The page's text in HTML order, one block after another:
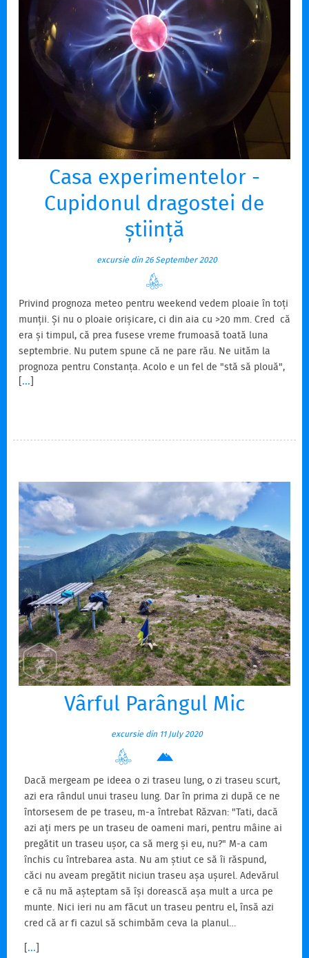
Casa experimentelor -
Cupidonul dragostei de
știință
excursie din 26 September 2020
Privind prognoza meteo pentru weekend vedem ploaie în toți
munții. Și nu o ploaie orișicare, ci din aia cu >20 mm. Cred că
era și timpul, că prea fusese vreme frumoasă toată luna
septembrie. Nu putem spune că ne pare rău. Ne uităm la
prognoza pentru Constanța. Acolo e un fel de "stă să plouă",
dar sunt totuși șanse mari să nu plouă deloc. Dar avem
[...]
Vârful Parângul Mic
excursie din 11 July 2020
Dacă mergeam pe ideea o zi traseu lung, o zi traseu scurt,
azi era rândul unui traseu lung. Dar în prima zi după ce ne
întorsesem de pe traseu, m-a întrebat Răzvan: "Tati, dacă
azi ați mers pe un traseu de oameni mari, pentru mâine ai
pregătit un traseu ușor, ca să merg și eu, nu?" M-a cam
închis cu întrebarea asta. Nu am știut ce să îi răspund,
căci nu aveam pregătit niciun traseu așa ușurel. Adevărul
e că nu mă așteptam să își dorească așa mult a urca pe
munte. Nici ieri nu am făcut un traseu pentru el, însă azi
cred că ar fi cazul să schimbăm ceva la planul…
[...]